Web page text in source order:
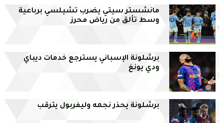
مانشستر سيتي يضرب تشيلسي برباعية
وسط تألق من رياض محرز
برشلونة الإسباني يسترجع خدمات ديباي
ودي يونغ
برشلونة يحذر نجمه وليفربول يترقب